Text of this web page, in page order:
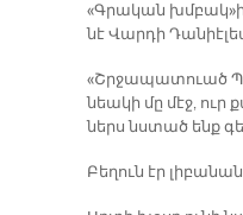
«Գրա­կան
նէ Վար­դի
«Շրջա­պա­տուած
նեա­կի մը մէջ,
ներս նստած ենք
­Բե­ղուն էր